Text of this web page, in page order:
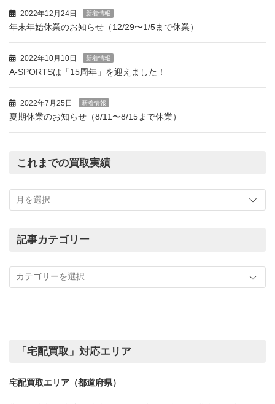
2022年12月24日 新着情報
年末年始休業のお知らせ（12/29〜1/5まで休業）
2022年10月10日 新着情報
A-SPORTSは「15周年」を迎えました！
2022年7月25日 新着情報
夏期休業のお知らせ（8/11〜8/15まで休業）
これまでの買取実績
ま
の
績
記事カテゴリー
カ
「宅配買取」対応エリア
宅配買取エリア（都道府県）